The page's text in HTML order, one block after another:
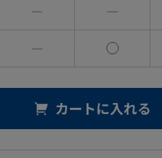
― ―
―
カートに入れる